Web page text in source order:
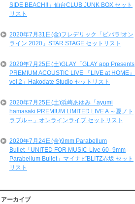
SIDE BEACH!!」仙台CLUB JUNK BOX セット
リスト
2020年7月31日(金)フレデリック「ビバラ!オン
ライン 2020」STAR STAGE セットリスト
2020年7月25日(土)GLAY「GLAY app Presents
PREMIUM ACOUSTIC LIVE 『LIVE at HOME』
vol.2」Hakodate Studio セットリスト
2020年7月25日(土)浜崎あゆみ「ayumi
hamasaki PREMIUM LIMITED LIVE A ～夏ノト
ラブル～」オンラインライブ セットリスト
2020年7月24日(金)9mm Parabellum
Bullet「UNITED FOR MUSIC-Live 60- 9mm
Parabellum Bullet」マイナビBLITZ赤坂 セット
リスト
アーカイブ